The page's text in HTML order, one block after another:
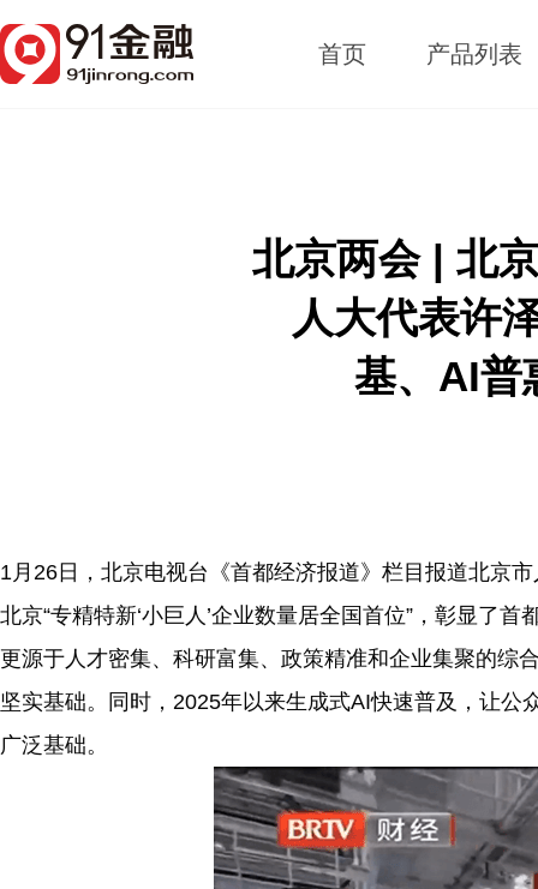
首页 产品列表
北京两会 | 北
人大代表许
基、AI普
1月26日，北京电视台《首都经济报道》栏目报道北京
北京“专精特新‘小巨人’企业数量居全国首位”，彰显了
更源于人才密集、科研富集、政策精准和企业集聚的
坚实基础。同时，2025年以来生成式AI快速普及，让
广泛基础。